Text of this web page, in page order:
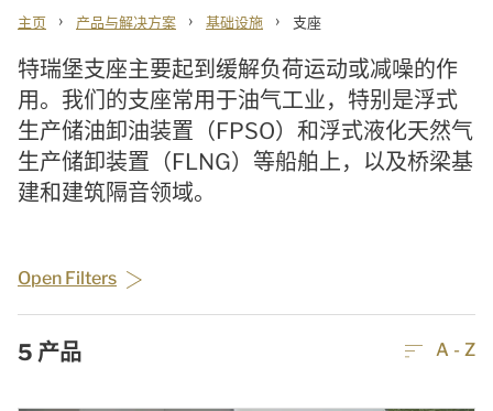
主页 › 产品与解决方案 › 基础设施 › 支座
特瑞堡支座主要起到缓解负荷运动或减噪的作
用。我们的支座常用于油气工业，特别是浮式
生产储油卸油装置（FPSO）和浮式液化天然气
生产储卸装置（FLNG）等船舶上，以及桥梁基
建和建筑隔音领域。
Open Filters
5 产品 A - Z